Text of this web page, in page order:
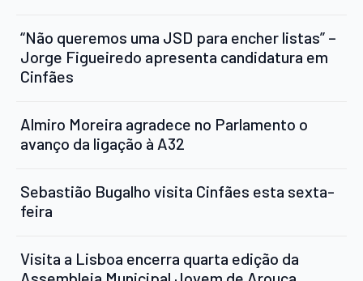
“Não queremos uma JSD para encher listas” –
Jorge Figueiredo apresenta candidatura em
Cinfães
Almiro Moreira agradece no Parlamento o
avanço da ligação à A32
Sebastião Bugalho visita Cinfães esta sexta-
feira
Visita a Lisboa encerra quarta edição da